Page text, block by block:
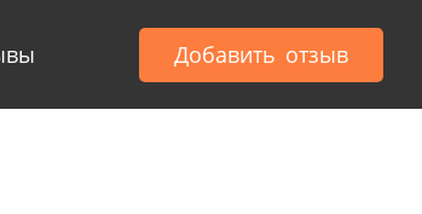
Добавить отзыв